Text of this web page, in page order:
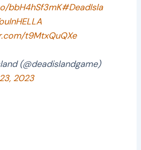
bbH4hSf3mK#DeadIsla
t9MtxQuQXe
(@deadislandgame)
2023